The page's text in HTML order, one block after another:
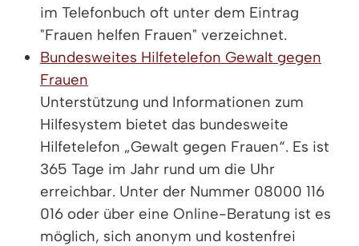
im Telefonbuch oft unter dem Eintrag
"Frauen helfen Frauen" verzeichnet.
Bundesweites Hilfetelefon Gewalt gegen
Frauen
Unterstützung und Informationen zum
Hilfesystem bietet das bundesweite
Hilfetelefon „Gewalt gegen Frauen“. Es ist
365 Tage im Jahr rund um die Uhr
erreichbar. Unter der Nummer 08000 116
016 oder über eine Online-Beratung ist es
möglich, sich anonym und kostenfrei